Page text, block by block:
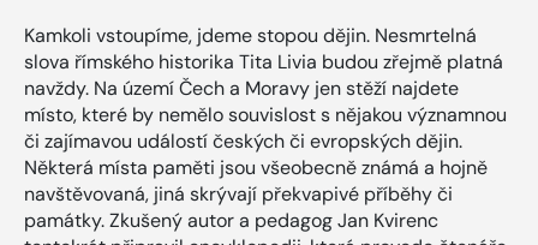
Kamkoli vstoupíme, jdeme stopou dějin. Nesmrtelná
slova římského historika Tita Livia budou zřejmě platná
navždy. Na území Čech a Moravy jen stěží najdete
místo, které by nemělo souvislost s nějakou významnou
či zajímavou událostí českých či evropských dějin.
Některá místa paměti jsou všeobecně známá a hojně
navštěvovaná, jiná skrývají překvapivé příběhy či
památky. Zkušený autor a pedagog Jan Kvirenc